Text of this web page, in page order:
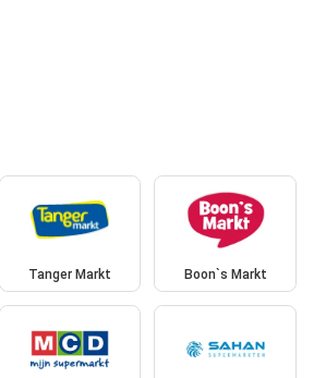
Tanger Markt Boon`s Markt